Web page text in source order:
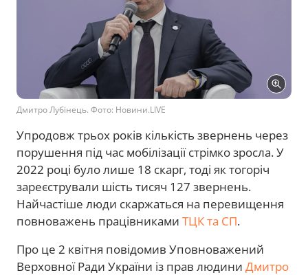
Дмитро Лубінець. Фото: Новини.LIVE
Упродовж трьох років кількість звернень через
порушення під час мобілізації стрімко зросла. У
2022 році було лише 18 скарг, тоді як тогоріч
зареєстрували шість тисяч 127 звернень.
Найчастіше люди скаржаться на перевищення
повноважень працівниками ТЦК та СП.
Про це 2 квітня повідомив Уповноважений
Верховної Ради України із прав людини Дмитро